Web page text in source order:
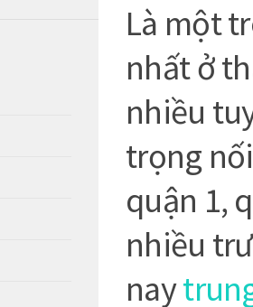
Là một
nhất ở
nhiều
trọng
quận 1,
nhiều
nay